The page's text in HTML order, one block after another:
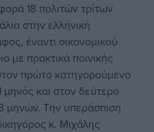
18 πολιτών τρίτων
στην ελληνική
έναντι οικονομικού
με πρακτικά ποινικής
πρώτο κατηγορούμενο
μηνός και στον δεύτερο
μηνών. Την υπεράσπιση
κ. Μιχάλης